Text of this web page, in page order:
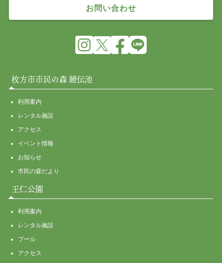
お問い合わせ
枚方市市民の森 鏡伝池
利用案内
レンタル施設
アクセス
イベント情報
お知らせ
市民の森だより
王仁公園
利用案内
レンタル施設
プール
アクセス